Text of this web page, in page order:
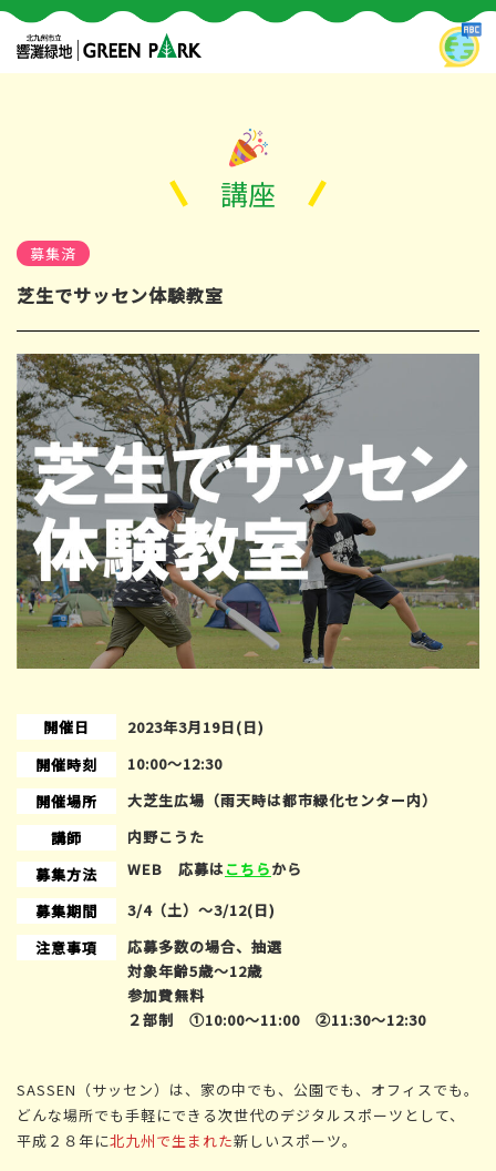
講座
募集済
芝生でサッセン体験教室
開催日
2023年3月19日(日)
開催時刻
10:00〜12:30
開催場所
大芝生広場（雨天時は都市緑化センター内）
講師
内野こうた
募集方法
WEB 応募は こちらから
募集期間
3/4（土）～3/12(日)
注意事項
応募多数の場合、抽選
対象年齢5歳～12歳
参加費無料
２部制 ①10:00～11:00 ②11:30～12:30
SASSEN（サッセン）は、家の中でも、公園でも、オフィスでも。
どんな場所でも手軽にできる次世代のデジタルスポーツとして、
平成２８年に北九州で生まれた新しいスポーツ。